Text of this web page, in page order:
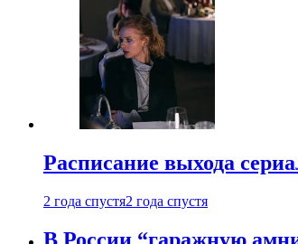
Расписание выхода
2 года спустя2 года спустя